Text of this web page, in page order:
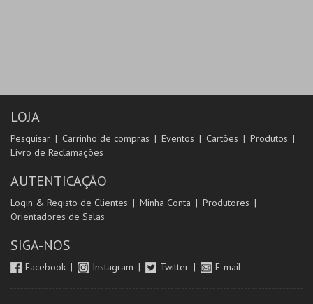
LOJA
Pesquisar Carrinho de compras Eventos Cartões
Produtos
Livro de Reclamações
AUTENTICAÇÃO
Login & Registo de Clientes Minha Conta
Produtores
Orientadores de Salas
SIGA-NOS
Facebook Instagram Twitter E-mail